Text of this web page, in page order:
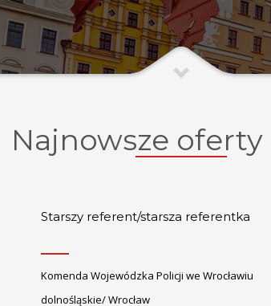
Najnowsze
Starszy referent/starsza referentka
Komenda Wojewódzka Policji we Wrocławiu
dolnośląskie/ Wrocław